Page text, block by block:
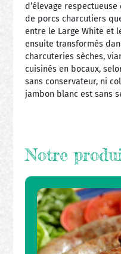
d’élevage
de porcs charcutiers
entre le Large White et
ensuite transformés
charcuteries sèches,
cuisinés en bocaux,
sans conservateur, ni
jambon blanc est sans
Notre